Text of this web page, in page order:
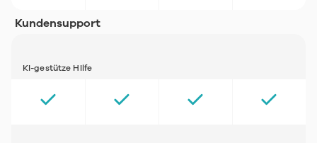
Kundensupport
KI-gestütze HIlfe